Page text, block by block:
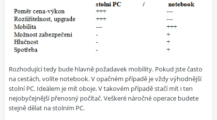
Rozhodující tedy bude hlavně požadavek mobility. Pokud jste často
na cestách, volíte notebook. V opačném případě je vždy výhodnější
stolní PC. Ideálem je mít oboje. V takovém případě stačí mít i ten
nejobyčejnější přenosný počítač. Veškeré náročné operace budete
stejně dělat na stolním PC.